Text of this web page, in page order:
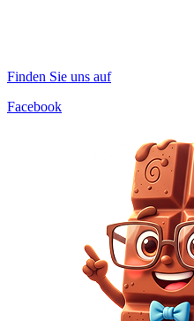
Finden Sie uns auf
Facebook